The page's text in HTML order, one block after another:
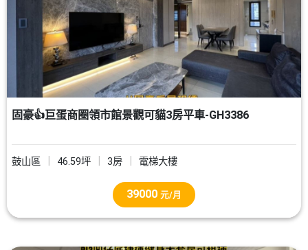
固豪👍巨蛋商圈領市館景觀可貓3房平車-GH3386
鼓山區 46.59坪 3房 電梯大樓
39000 元/月